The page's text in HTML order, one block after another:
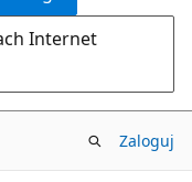
Internet
Zaloguj